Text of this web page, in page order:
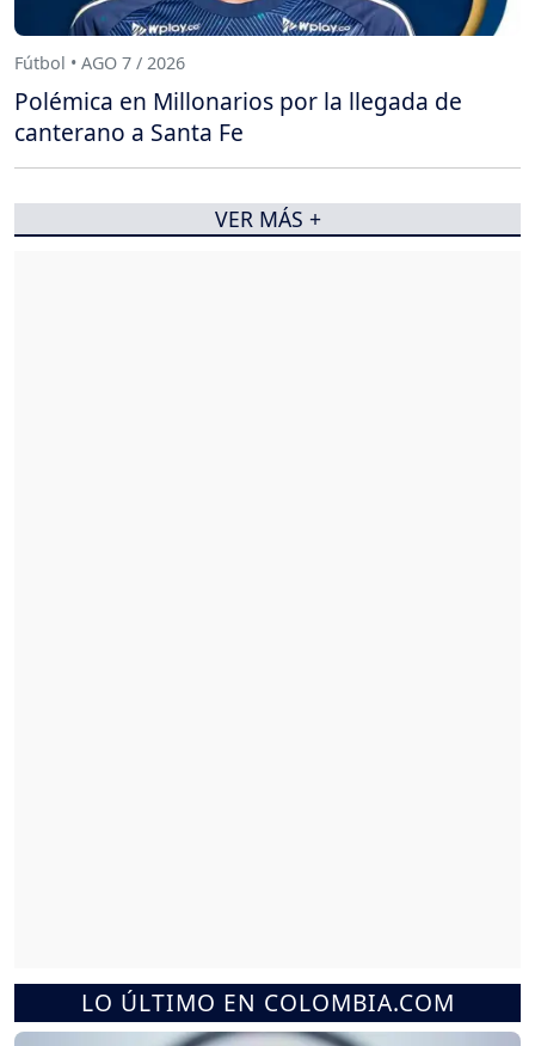
LO ÚLTIMO EN COLOMBIA.COM
Fútbol • AGO 7 / 2026
Polémica en Millonarios por la llegada de
canterano a Santa Fe
VER MÁS +